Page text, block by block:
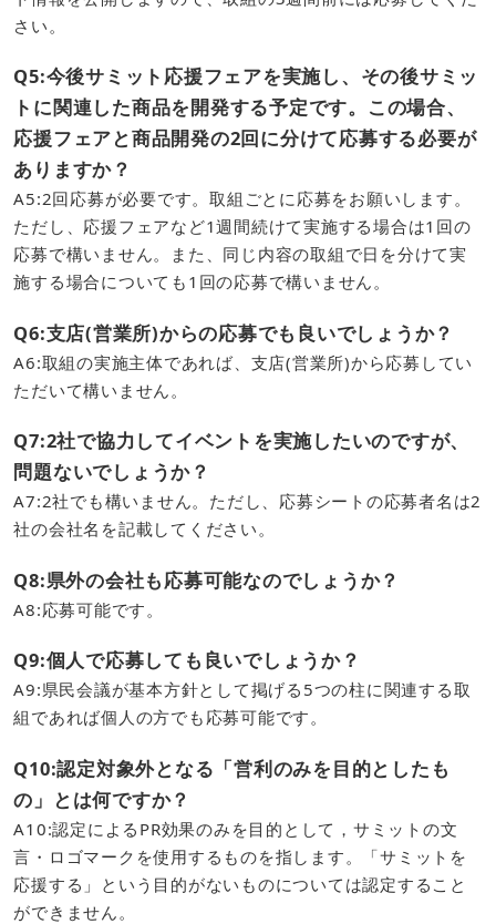
さい。
Q5:今後サミット応援フェアを実施し、その後サミッ
トに関連した商品を開発する予定です。この場合、
応援フェアと商品開発の2回に分けて応募する必要が
ありますか？
A5:2回応募が必要です。取組ごとに応募をお願いします。
ただし、応援フェアなど1週間続けて実施する場合は1回の
応募で構いません。また、同じ内容の取組で日を分けて実
施する場合についても1回の応募で構いません。
Q6:支店(営業所)からの応募でも良いでしょうか？
​A6:取組の実施主体であれば、支店(営業所)から応募してい
ただいて構いません。
Q7:2社で協力してイベントを実施したいのですが、
問題ないでしょうか？
A7:2社でも構いません。ただし、応募シートの応募者名は2
社の会社名を記載してください。
Q8:県外の会社も応募可能なのでしょうか？
A8:応募可能です。
Q9:個人で応募しても良いでしょうか？
​A9:県民会議が基本方針として掲げる5つの柱に関連する取
組であれば個人の方でも応募可能です。
Q10:認定対象外となる「営利のみを目的としたも
の」とは何ですか？
​A10:認定によるPR効果のみを目的として，サミットの文
言・ロゴマークを使用するものを指します。「サミットを
応援する」という目的がないものについては認定すること
ができません。